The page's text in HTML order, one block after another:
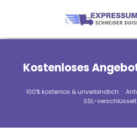
Kostenloses
100% kostenlos & unverbindlich ·
SSL-verschlüsselt